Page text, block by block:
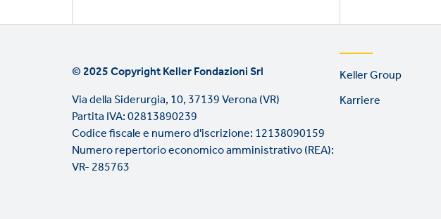
© 2025 Copyright Keller Fondazioni Srl
Via della Siderurgia, 10, 37139 Verona (VR)
Partita IVA: 02813890239
Codice fiscale e numero d'iscrizione: 12138090159
Numero repertorio economico amministrativo (REA):
VR- 285763
Footer
Keller Group
Karriere